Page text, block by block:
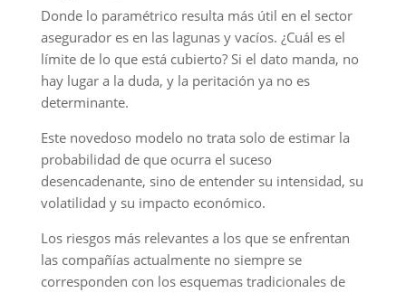
Donde lo paramétrico resulta más útil en el sector
asegurador es en las lagunas y vacíos. ¿Cuál es el
límite de lo que está cubierto? Si el dato manda, no
hay lugar a la duda, y la peritación ya no es
determinante.
Este novedoso modelo no trata solo de estimar la
probabilidad de que ocurra el suceso
desencadenante, sino de entender su intensidad, su
volatilidad y su impacto económico.
Los riesgos más relevantes a los que se enfrentan
las compañías actualmente no siempre se
corresponden con los esquemas tradicionales de